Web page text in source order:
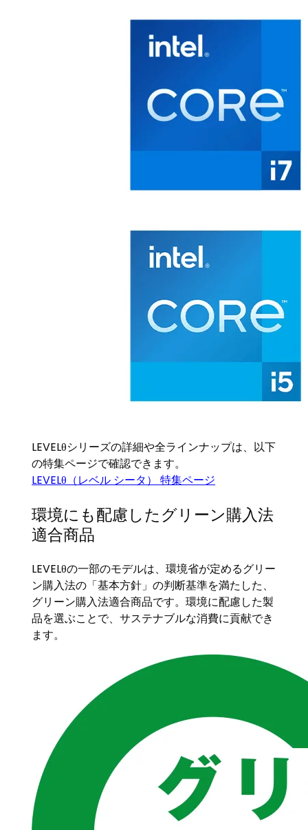
LEVELθシリーズの詳細や全ラインナップは、以下
の特集ページで確認できます。
LEVELθ（レベル シータ） 特集ページ
環境にも配慮したグリーン購入法
適合商品
LEVELθの一部のモデルは、環境省が定めるグリー
ン購入法の「基本方針」の判断基準を満たした、
グリーン購入法適合商品です。環境に配慮した製
品を選ぶことで、サステナブルな消費に貢献でき
ます。